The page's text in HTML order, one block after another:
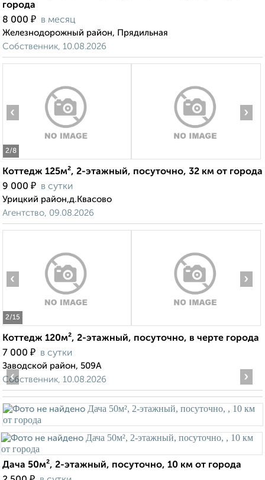
города
8 000 ₽ в месяц
Железнодорожный район, Прядильная
Собственник, 10.08.2026
2/8
‹ ›
Коттедж 125м², 2-этажный, посуточно, 32 км от города
9 000 ₽ в сутки
Урицкий район,д.Квасово
Агентство, 09.08.2026
2/15
‹ ›
Коттедж 120м², 2-этажный, посуточно, в черте города
7 000 ₽ в сутки
Заводской район, 509А
Собственник, 10.08.2026
‹ ›
Дача 50м², 2-этажный, посуточно, 10 км от города